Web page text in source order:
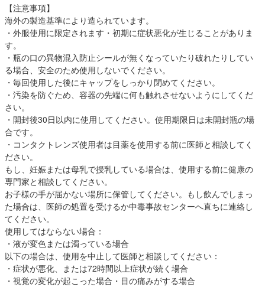
【注意事項】
海外の製造基準により造られています。
・外服使用に限定されます・初期に症状悪化が生じることがありま
す。
・瓶の口の異物混入防止シールが無くなっていたり破れたりしてい
る場合、安全のため使用しないでください。
・毎回使用した後にキャップをしっかり閉めてください。
・汚染を防ぐため、容器の先端に何も触れさせないようにしてくだ
さい。
・開封後30日以内に使用してください。使用期限日は未開封瓶の場
合です。
・コンタクトレンズ使用者は目薬を使用する前に医師と相談してく
ださい。
もし、妊娠または母乳で授乳している場合は、使用する前に健康の
専門家と相談してください。
お子様の手が届かない場所に保管してください。もし飲んでしまっ
た場合は、医師の処置を受けるか中毒事故センターへ直ちに連絡し
てください。
使用してはならない場合：
・液が変色または濁っている場合
以下の場合は、使用を中止して医師と相談してください：
・症状が悪化、または72時間以上症状が続く場合
・視覚の変化が起こった場合・目の痛みがする場合